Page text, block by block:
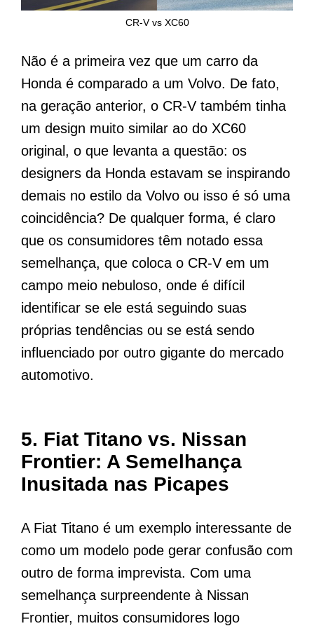
CR-V vs XC60
Não é a primeira vez que um carro da
Honda é comparado a um Volvo. De fato,
na geração anterior, o CR-V também tinha
um design muito similar ao do XC60
original, o que levanta a questão: os
designers da Honda estavam se inspirando
demais no estilo da Volvo ou isso é só uma
coincidência? De qualquer forma, é claro
que os consumidores têm notado essa
semelhança, que coloca o CR-V em um
campo meio nebuloso, onde é difícil
identificar se ele está seguindo suas
próprias tendências ou se está sendo
influenciado por outro gigante do mercado
automotivo.
5. Fiat Titano vs. Nissan
Frontier: A Semelhança
Inusitada nas Picapes
A Fiat Titano é um exemplo interessante de
como um modelo pode gerar confusão com
outro de forma imprevista. Com uma
semelhança surpreendente à Nissan
Frontier, muitos consumidores logo